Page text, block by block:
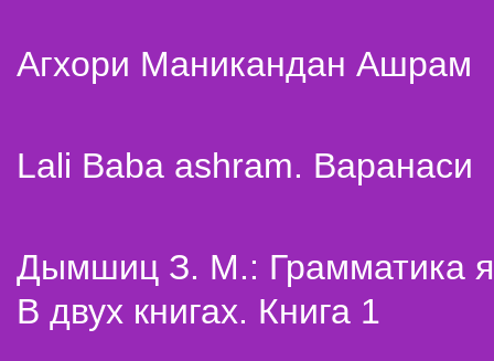
Агхори Маникандан Ашрам
Lali Baba ashram. Варанаси
Дымшиц З. М.: Грамматика
В двух книгах. Книга 1